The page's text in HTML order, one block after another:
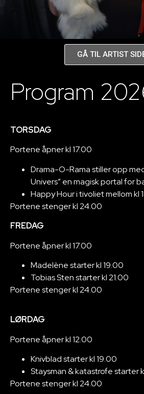
Les mer
GÅ TIL ARTIST
Program
TORSDAG
Portene åpner kl 17.00
Drama-O-Rama stiller opp
Univers” en magisk portal for
Happy Hour i tivoliet mellom kl
Portene stenger kl 24.00
FREDAG
Portene åpner kl 17.00
Madelène starter kl 19.00
Tobias Sten starter kl 21.00
Portene stenger kl 24.00
LØRDAG
Portene åpner kl 12.00
Knivblad starter kl 19.00
Staysman & katastrofe starter kl
Portene stenger kl 24.00